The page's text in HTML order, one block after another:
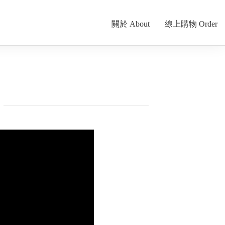
關於 About 線上購物 Order